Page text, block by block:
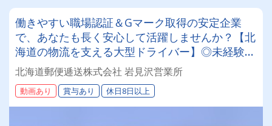
働きやすい職場認証＆Gマーク取得の安定企業
で、あなたも長く安心して活躍しませんか？【北
海道の物流を支える大型ドライバー】◎未経験歓
迎◎残業月平均8～9時間◎賞与年3回（昨年度実
績：計4.05ヶ月分）◎カゴ台車メイン
北海道郵便逓送株式会社 岩見沢営業所
動画あり 賞与あり 休日8日以上